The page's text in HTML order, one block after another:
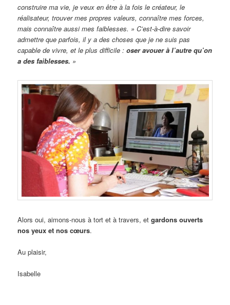
construire ma vie, je veux en être à la fois le créateur, le
réalisateur, trouver mes propres valeurs, connaître mes forces,
mais connaître aussi mes faiblesses. » C’est-à-dire savoir
admettre que parfois, il y a des choses que je ne suis pas
capable de vivre, et le plus difficile :oser avouer à l’autre qu’on
a des faiblesses. »
Alors oui, aimons-nous à tort et à travers, etgardons ouverts
nos yeux et nos cœurs.
Au plaisir,
Isabelle